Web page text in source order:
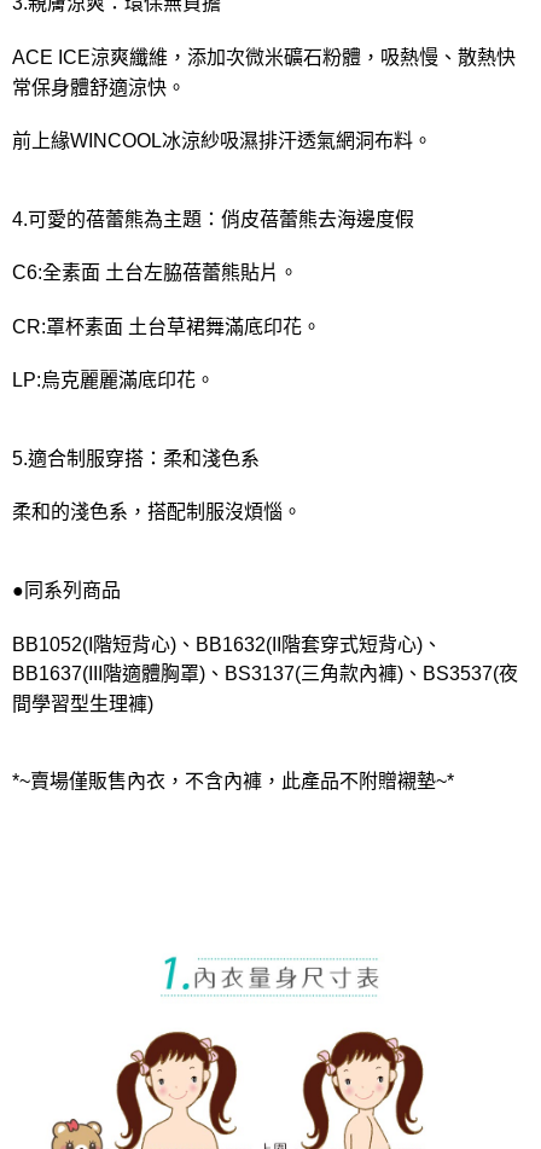
ACE ICE涼爽纖維，添加次微米礦石粉體，吸熱慢、散熱快
常保身體舒適涼快。
前上緣WINCOOL冰涼紗吸濕排汗透氣網洞布料。
4.可愛的蓓蕾熊為主題：俏皮蓓蕾熊去海邊度假
C6:全素面 土台左脇蓓蕾熊貼片。
CR:罩杯素面 土台草裙舞滿底印花。
LP:烏克麗麗滿底印花。
5.適合制服穿搭：柔和淺色系
柔和的淺色系，搭配制服沒煩惱。
●同系列商品
BB1052(I階短背心)、BB1632(II階套穿式短背心)、
BB1637(III階適體胸罩)、BS3137(三角款內褲)、BS3537(夜
間學習型生理褲)
*~賣場僅販售內衣，不含內褲，此產品不附贈襯墊~*